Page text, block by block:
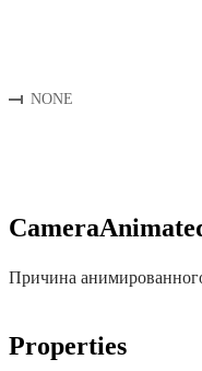
NONE
Причина
Properties